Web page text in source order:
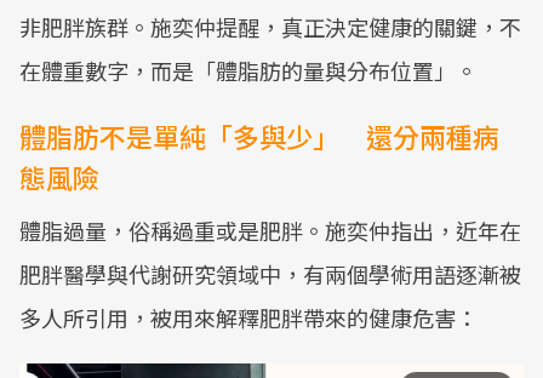
非肥胖族群。施奕仲提醒，真正決定健康的關鍵，不
在體重數字，而是「體脂肪的量與分布位置」。
體脂肪不是單純「多與少」 還分兩種病
態風險
體脂過量，俗稱過重或是肥胖。施奕仲指出，近年在
肥胖醫學與代謝研究領域中，有兩個學術用語逐漸被
多人所引用，被用來解釋肥胖帶來的健康危害：